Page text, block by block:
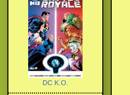
DC K.O.